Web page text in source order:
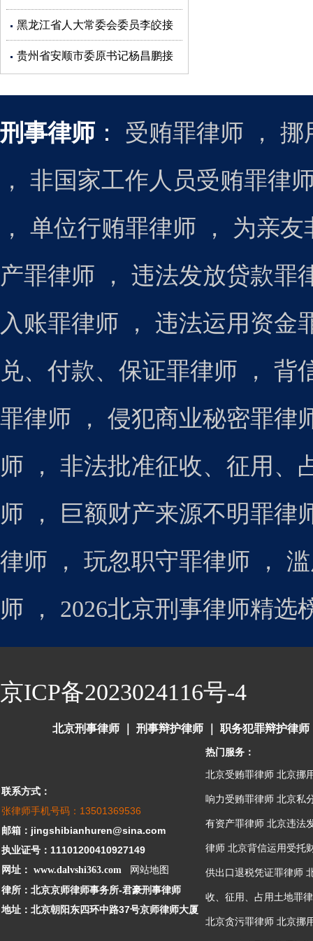
受审查调查
黑龙江省人大常委会委员李皎接
受审查调查
贵州省安顺市委原书记杨昌鹏接
刑事律师 ： 受贿罪律师 ，
挪
，
非国家工作人员受贿罪律
，
单位行贿罪律师 ，
为亲友
产罪律师
，
违法发放贷款罪
入账罪律师
，
违法运用资金
兑、付款、保证罪律师
，
背
罪律师
，
侵犯商业秘密罪律
师
，
非法批准征收、征用、
师
，
巨额财产来源不明罪律
律师
， 玩忽职守罪律师 ，
师
， 2026北京刑事律师精选
京ICP备2023024116号-4
北京刑事律师 刑事辩护律师 职务犯罪辩护律师
联系方式：
张律师手机号码：13501369536
邮箱：jingshibianhuren@sina.com
执业证号：11101200410927149
网址： www.dalvshi363.com 网站地图
律所：北京京师律师事务所-君豪刑事律师
地址：北京朝阳东四环中路37号京师律师大厦
热门服务：
北京受贿罪律师 北京挪
响力受贿罪律师 北京私
有资产罪律师 北京违法
律师 北京背信运用受托
供出口退税凭证罪律师
收、征用、占用土地罪
北京贪污罪律师 北京挪